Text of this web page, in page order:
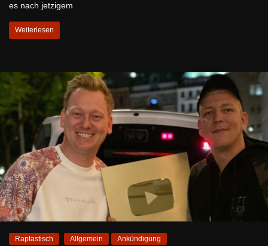
es nach jetzigem
Weiterlesen
Raptastisch Allgemein Ankündigung